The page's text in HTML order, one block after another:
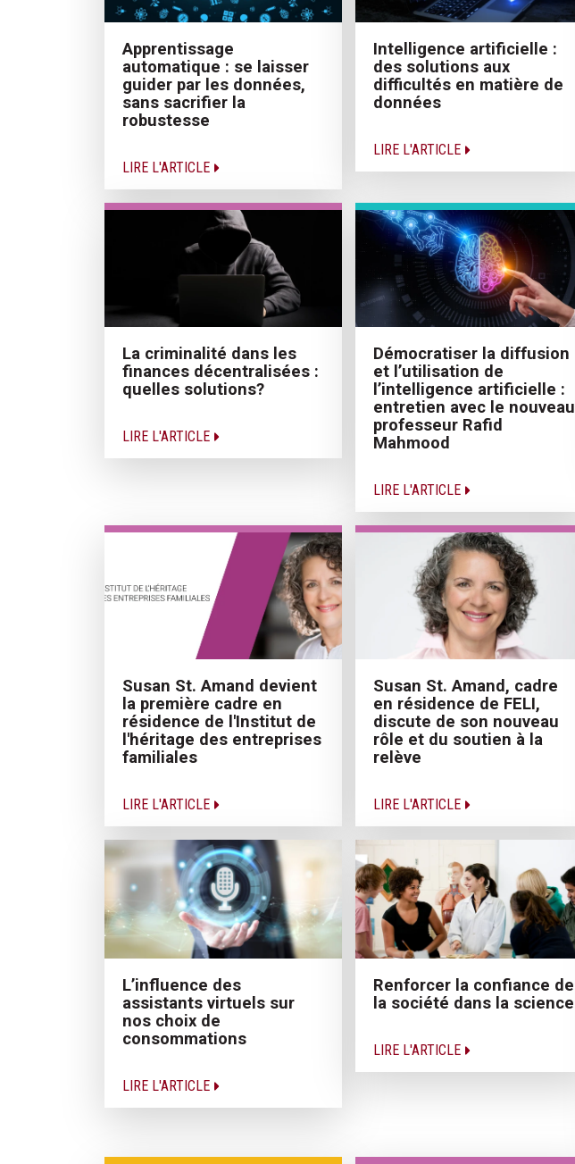
Apprentissage
automatique : se laisser
guider par les données,
sans sacrifier la
robustesse
LIRE L'ARTICLE
Intelligence artificielle :
des solutions aux
difficultés en matière de
données
LIRE L'ARTICLE
La criminalité dans les
finances décentralisées :
quelles solutions?
LIRE L'ARTICLE
Démocratiser la diffusion
et l’utilisation de
l’intelligence artificielle :
entretien avec le nouveau
professeur Rafid
Mahmood
LIRE L'ARTICLE
Susan St. Amand devient
la première cadre en
résidence de l'Institut de
l'héritage des entreprises
familiales
LIRE L'ARTICLE
Susan St. Amand, cadre
en résidence de FELI,
discute de son nouveau
rôle et du soutien à la
relève
LIRE L'ARTICLE
L’influence des
assistants virtuels sur
nos choix de
consommations
LIRE L'ARTICLE
Renforcer la confiance de
la société dans la science
LIRE L'ARTICLE